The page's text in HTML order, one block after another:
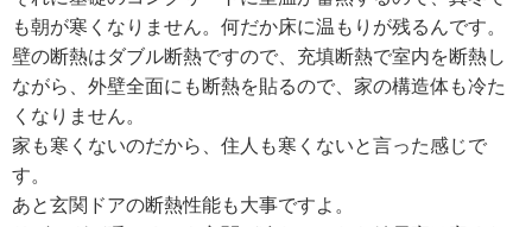
も朝が寒くなりません。何だか床に温もりが残るんです。
壁の断熱はダブル断熱ですので、充填断熱で室内を断熱し
ながら、外壁全面にも断熱を貼るので、家の構造体も冷た
くなりません。
家も寒くないのだから、住人も寒くないと言った感じで
す。
あと玄関ドアの断熱性能も大事ですよ。